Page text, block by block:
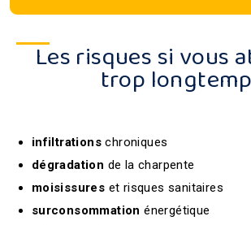
Les risques si vous
trop
infiltrationschroniques
dégradation de la charpente
moisissures et risques sanitaires
surconsommation énergétique